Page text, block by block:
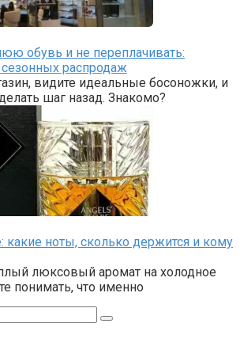
обувь и не переплачивать:
распродаж
видите идеальные босоножки, и
шаг назад. Знакомо?
какие ноты, сколько держится и кому
люксовый аромат на холодное
понимать, что именно